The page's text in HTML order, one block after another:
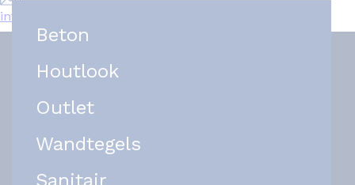
info@het-tegelplein.nl
Beton
Houtlook
Outlet
Wandtegels